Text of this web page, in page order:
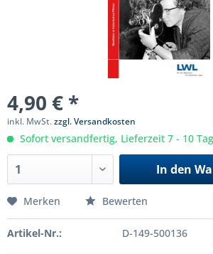
4,90 € *
inkl. MwSt.zzgl. Versandkosten
Sofort versandfertig, Lieferzeit 7 - 10
In den
Merken Bewerten
Artikel-Nr.: D-149-500136